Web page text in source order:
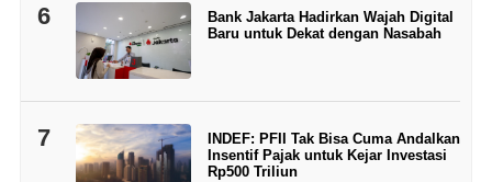
6
Bank Jakarta Hadirkan Wajah Digital
Baru untuk Dekat dengan Nasabah
7
INDEF: PFII Tak Bisa Cuma Andalkan
Insentif Pajak untuk Kejar Investasi
Rp500 Triliun